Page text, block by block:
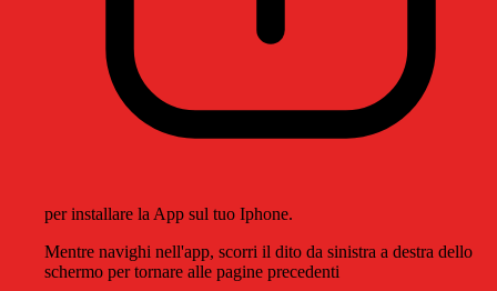
per installare la App sul tuo Iphone.
Mentre navighi nell'app, scorri il dito da sinistra a destra dello
schermo per tornare alle pagine precedenti